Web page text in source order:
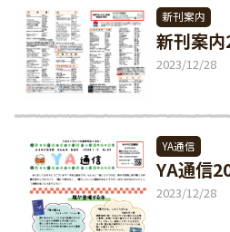
新刊案内
新刊案
2023/12/28
YA通信
YA通信
2023/12/28